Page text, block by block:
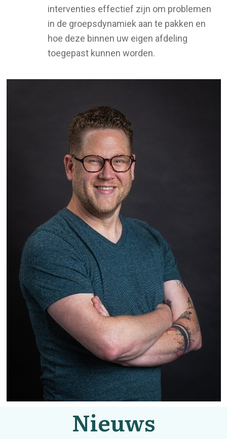
interventies effectief zijn om problemen
in de groepsdynamiek aan te pakken en
hoe deze binnen uw eigen afdeling
toegepast kunnen worden.
Nieuws